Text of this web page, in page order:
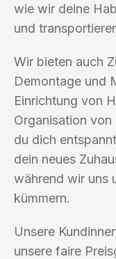
wie wir deine
und
Wir bieten auch
Demontage und
Einrichtung von
Organisation
du dich
dein neues
während wir uns
kümmern.
Unsere
unsere faire